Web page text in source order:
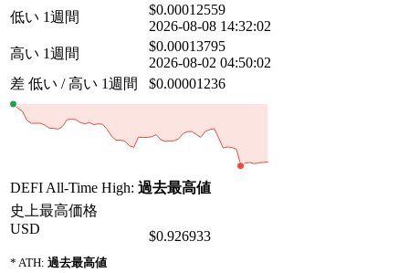
低い 1週間
$0.00012559
2026-08-08 14:32:02
高い 1週間
$0.00013795
2026-08-02 04:50:02
差 低い / 高い 1週間
$0.00001236
DEFI All-Time High: 過去最高値
史上最高価格
USD
* ATH: 過去最高値
$0.926933